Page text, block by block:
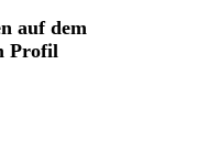
auf dem
Profil